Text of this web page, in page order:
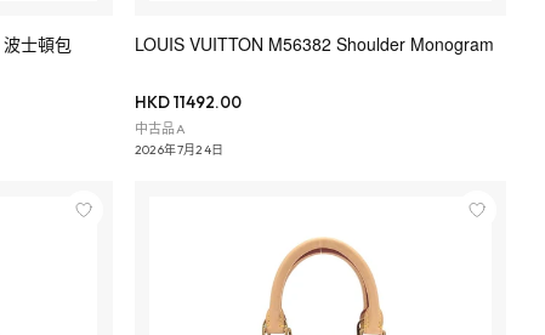
士頓包
LOUIS VUITTON M56382 Shoulder Monogram
HKD 11492.00
中古品A
2026年7月24日